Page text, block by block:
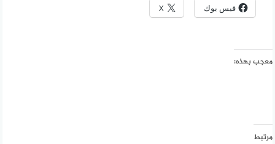
فيس بوك X
معجب بهذه:
مرتبط